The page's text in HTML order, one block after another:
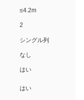
≤4.2m
2
シングル列
なし
はい
はい